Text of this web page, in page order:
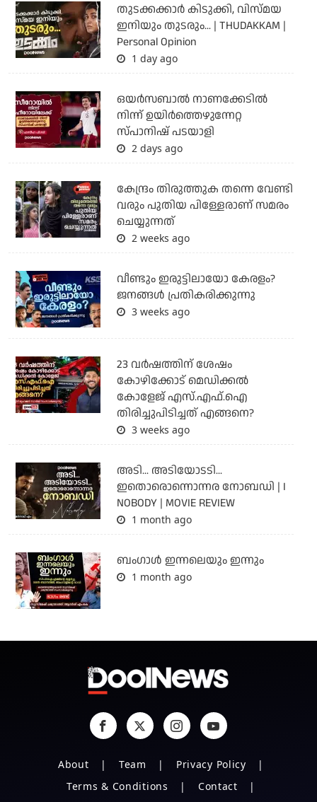
തുടക്കക്കാര്‍ കിടുക്കി, വിസ്മയ
ഇനിയും തുടരും... | THUDAKKAM |
Personal Opinion
1 day ago
ഒയര്‍സബാൽ നാണക്കേടിൽ
നിന്ന് ഉയിർത്തെഴുന്നേറ്റ
സ്പാനിഷ് പടയാളി
2 days ago
കേന്ദ്രം തിരുത്തുക തന്നെ വേണ്ടി
വരും പുതിയ പിള്ളേരാണ് സമരം
ചെയ്യുന്നത്
2 weeks ago
വീണ്ടും ഇരുട്ടിലായോ കേരളം?
ജനങ്ങൾ പ്രതികരിക്കുന്നു
3 weeks ago
23 വർഷത്തിന് ശേഷം
കോഴിക്കോട് മെഡിക്കൽ
കോളേജ് എസ്.എഫ്.ഐ
തിരിച്ചുപിടിച്ചത് എങ്ങനെ?
3 weeks ago
അടി... അടിയോടടി...
ഇതൊരൊന്നൊന്നര നോബഡി | I
NOBODY | MOVIE REVIEW
1 month ago
ബംഗാള്‍ ഇന്നലെയും ഇന്നും
1 month ago
About Team
Privacy Policy
Terms & Conditions
Contact